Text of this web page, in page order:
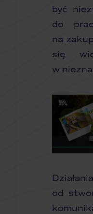
być
do
na
się
w
od